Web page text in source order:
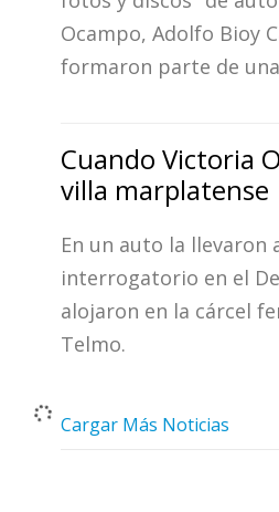
Ocampo, Adolfo Bioy
formaron parte de
Cuando Victoria
villa marplatense
En un auto la llevaron
interrogatorio en el
alojaron en la cárcel
Telmo.
Cargar Más Noticias